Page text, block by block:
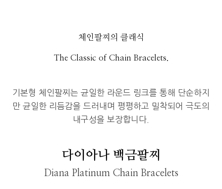
체인팔찌의 클래식
The Classic of Chain Bracelets.
기본형 체인팔찌는 균일한 라운드 링크를 통해 단순하지
만 균일한 리듬감을 드러내며 평평하고 밀착되어 극도의
내구성을 보장합니다.
다이아나 백금팔찌
Diana Platinum Chain Bracelets